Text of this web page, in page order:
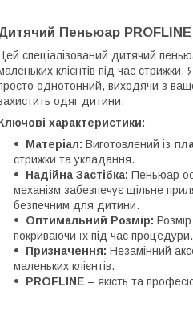
Пеньюар
спеціалізований дитячий
клієнтів під час
однотонний, виходячи з
одяг дитини.
характеристики:
Матеріал: Виготовлений із
стрижки та укладання.
Надійна Застібка: Пеньюар
механізм забезпечує щільне
безпечним для дитини.
Оптимальний Розмір: Розмір
покриваючи їх під час процедури.
Призначення: Незамінний
маленьких клієнтів.
PROFLINE – якість та